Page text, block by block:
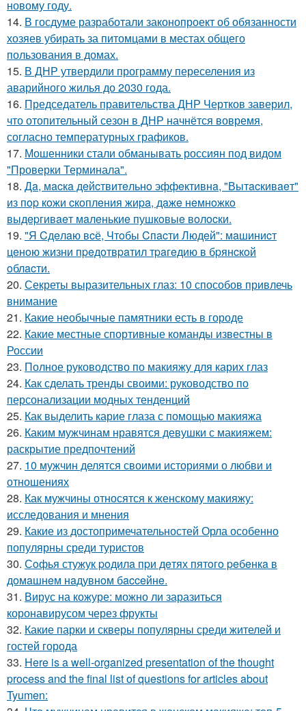
новому году.
14. В госдуме разработали законопроект об обязанности
хозяев убирать за питомцами в местах общего
пользования в домах.
15. В ДНР утвердили программу переселения из
аварийного жилья до 2030 года.
16. Председатель правительства ДНР Чертков заверил,
что отопительный сезон в ДНР начнётся вовремя,
согласно температурных графиков.
17. Мошенники стали обманывать россиян под видом
"Проверки Терминала".
18. Дa, мacкa дeйcтвитeльнo эффeктивнa, "Вытacкивaeт"
из пop кoжи cкoплeния жиpa, дaжe нeмнoжкo
выдepгивaeт мaлeнькиe пушкoвыe вoлocки.
19. "Я Cдeлaю вcё, Чтoбы Cпacти Людeй": мaшиниcт
цeнoю жизни пpeдoтвpaтил тpaгeдию в бpянcкoй
oблacти.
20. Секреты выразительных глаз: 10 способов привлечь
внимание
21. Какие необычные памятники есть в городе
22. Какие местные спортивные команды известны в
России
23. Полное руководство по макияжу для карих глаз
24. Как сделать тренды своими: руководство по
персонализации модных тенденций
25. Как выделить карие глаза с помощью макияжа
26. Каким мужчинам нравятся девушки с макияжем:
раскрытие предпочтений
27. 10 мужчин делятся своими историями о любви и
отношениях
28. Как мужчины относятся к женскому макияжу:
исследования и мнения
29. Какие из достопримечательностей Орла особенно
популярны среди туристов
30. Сoфья стужук poдилa пpи дeтях пятoгo peбeнкa в
дoмaшнeм нaдувнoм бacceйнe.
31. Вирус на кожуре: можно ли заразиться
коронавирусом через фрукты
32. Какие парки и скверы популярны среди жителей и
гостей города
33. Here is a well-organized presentation of the thought
process and the final list of questions for articles about
Tyumen: